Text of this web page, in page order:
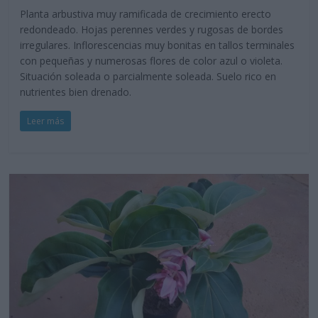
Planta arbustiva muy ramificada de crecimiento erecto
redondeado. Hojas perennes verdes y rugosas de bordes
irregulares. Inflorescencias muy bonitas en tallos terminales
con pequeñas y numerosas flores de color azul o violeta.
Situación soleada o parcialmente soleada. Suelo rico en
nutrientes bien drenado.
Leer más